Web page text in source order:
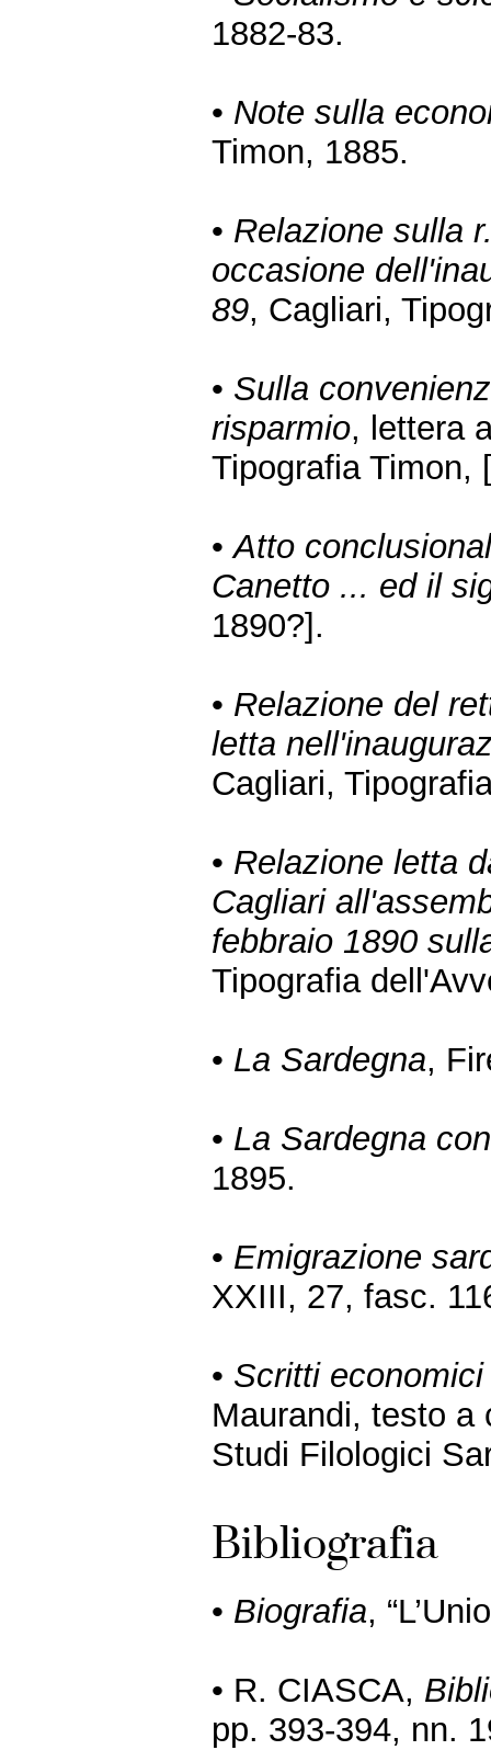
1882-83.
• Note sulla
Timon, 1885.
• Relazione sulla
occasione
89, Cagliari,
• Sulla
risparmio, lettera
Tipografia Timon,
•Atto
Canetto ... ed il
1890?].
• Relazione del
letta
Cagliari,
• Relazione letta
Cagliari
febbraio 1890
Tipografia
• La Sardegna,
• La Sardegna
1895.
• Emigrazione
XXIII, 27, fasc.
• Scritti
Maurandi, testo a
Studi Filologici
Bibliografia
• Biografia,
• R. CIASCA,
pp. 393-394, nn.